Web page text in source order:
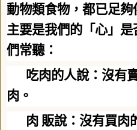
動物類食物，都已足夠
主要是我們的「心」
們常聽：
吃肉的人說：沒有
肉。
肉 販說：沒有買肉